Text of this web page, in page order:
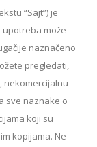
“Sajt”) je
može
naznačeno
pregledati,
nekomercijalnu
sve naznake o
koji su
kopijama. Ne